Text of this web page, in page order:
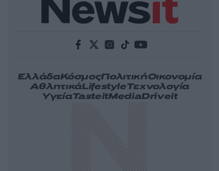
ΕλλάδαΚόσμοςΠολιτικήΟικονομία
ΑθλητικάLifestyleΤεχνολογία
ΥγείαTasteitMediaDriveit